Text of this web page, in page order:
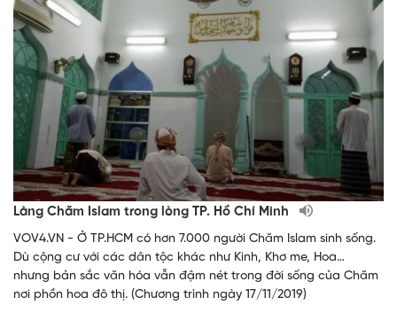
Làng Chăm Islam trong lòng TP. Hồ Chí Minh
VOV4.VN - Ở TP.HCM có hơn 7.000 người Chăm Islam sinh sống.
Dù cộng cư với các dân tộc khác như Kinh, Khơ me, Hoa…
nhưng bản sắc văn hóa vẫn đậm nét trong đời sống của Chăm
nơi phồn hoa đô thị. (Chương trình ngày 17/11/2019)